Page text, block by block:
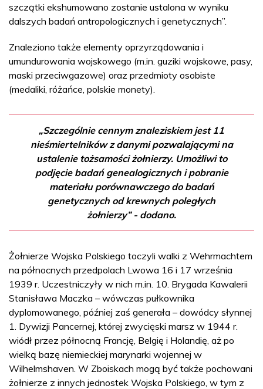
szczątki ekshumowano zostanie ustalona w wyniku
dalszych badań antropologicznych i genetycznych”.
Znaleziono także elementy oprzyrządowania i
umundurowania wojskowego (m.in. guziki wojskowe, pasy,
maski przeciwgazowe) oraz przedmioty osobiste
(medaliki, różańce, polskie monety).
„Szczególnie cennym znaleziskiem jest 11
nieśmiertelników z danymi pozwalającymi na
ustalenie tożsamości żołnierzy. Umożliwi to
podjęcie badań genealogicznych i pobranie
materiału porównawczego do badań
genetycznych od krewnych poległych
żołnierzy” - dodano.
Żołnierze Wojska Polskiego toczyli walki z Wehrmachtem
na północnych przedpolach Lwowa 16 i 17 września
1939 r. Uczestniczyły w nich m.in. 10. Brygada Kawalerii
Stanisława Maczka – wówczas pułkownika
dyplomowanego, później zaś generała – dowódcy słynnej
1. Dywizji Pancernej, której zwycięski marsz w 1944 r.
wiódł przez północną Francję, Belgię i Holandię, aż po
wielką bazę niemieckiej marynarki wojennej w
Wilhelmshaven. W Zboiskach mogą być także pochowani
żołnierze z innych jednostek Wojska Polskiego, w tym z